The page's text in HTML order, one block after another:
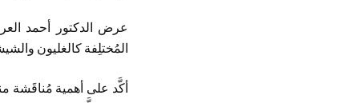
عرض الدكتور أحمد
المُختلِفة كالغليون
أكَّد على أهمية مُناقَشة